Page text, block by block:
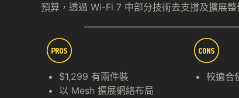
預算，透過 Wi-Fi 7 中部分技術去支撐及擴展整
$1,299 有兩件裝
以 Mesh 擴展網絡布局
較適合